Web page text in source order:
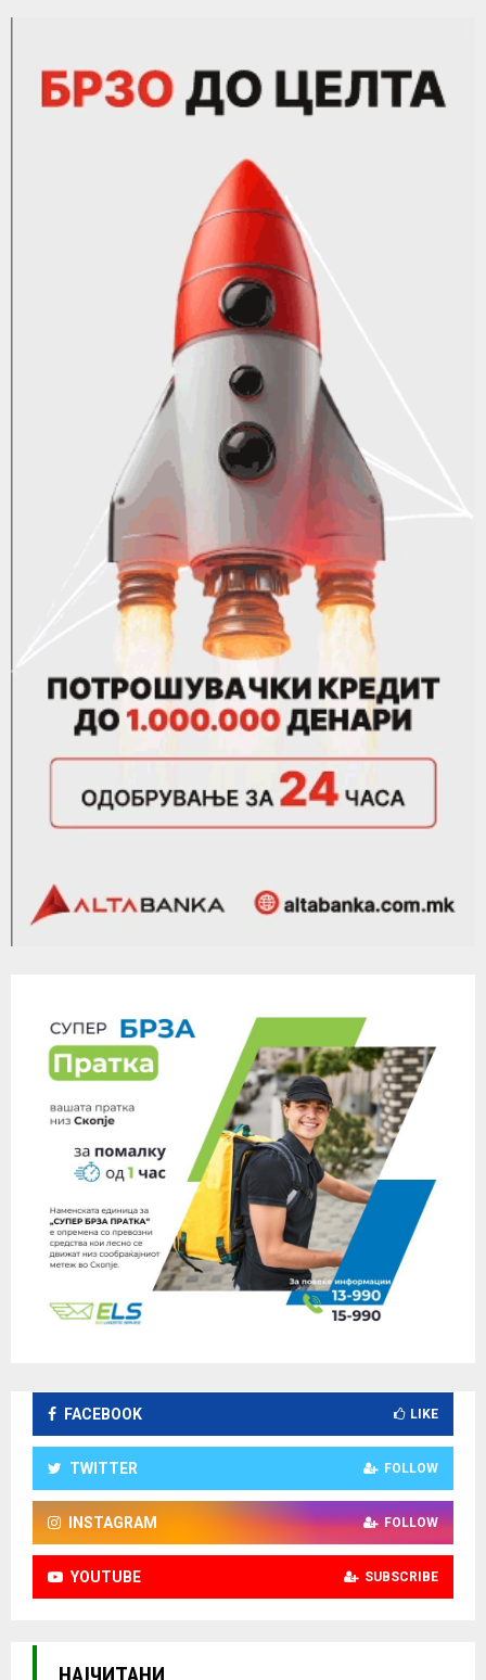
FACEBOOK LIKE
TWITTER FOLLOW
INSTAGRAM FOLLOW
YOUTUBE SUBSCRIBE